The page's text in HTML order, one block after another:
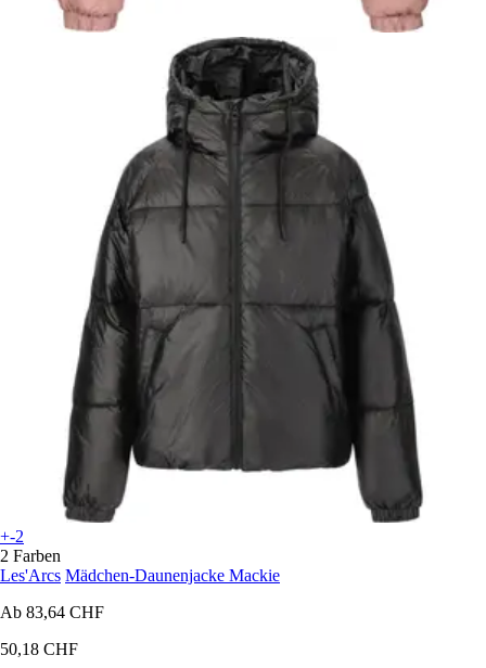
+-2
2 Farben
Les'Arcs Mädchen-Daunenjacke Mackie
Ab 83,64 CHF
50,18 CHF